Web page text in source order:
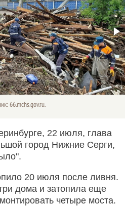
66.mchs.gov.ru.
22 июля, глава
город Нижние Серги,
20 июля после ливня.
дома и затопила еще
четыре моста.